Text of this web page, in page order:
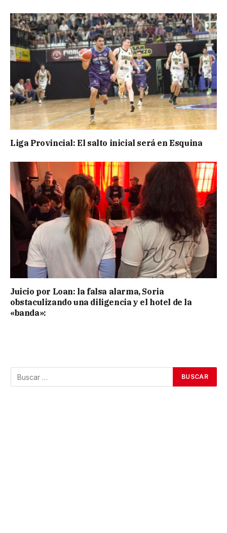
Liga Provincial: El salto inicial será en Esquina
Juicio por Loan: la falsa alarma, Soria
obstaculizando una diligencia y el hotel de la
«banda»: